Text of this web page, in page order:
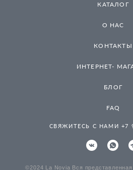
КАТАЛОГ
О НАС
КОНТАКТЫ
ИНТЕРНЕТ-
БЛОГ
FAQ
СВЯЖИТЕСЬ С НАМИ +7
©2024 La Novia Вся